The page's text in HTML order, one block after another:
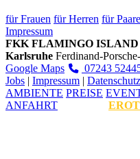
für Frauen für Herren für Paare
Impressum
FKK FLAMINGO ISLAND
Karlsruhe Ferdinand-
Google Maps
07243
Jobs | Impressum | Datenschutz
AMBIENTE PREISE
ANFAHRT